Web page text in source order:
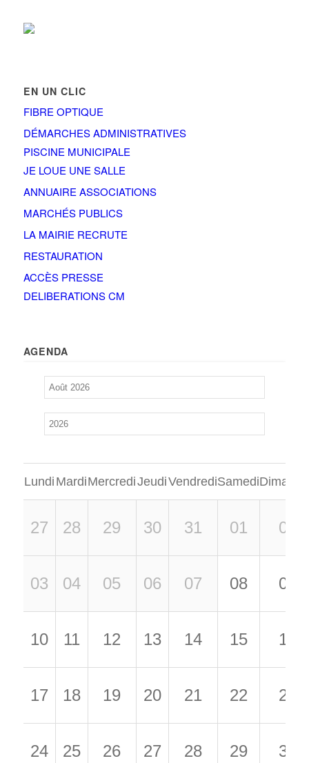
EN UN CLIC
FIBRE OPTIQUE
DÉMARCHES ADMINISTRATIVES
PISCINE MUNICIPALE
JE LOUE UNE SALLE
ANNUAIRE ASSOCIATIONS
MARCHÉS PUBLICS
LA MAIRIE RECRUTE
RESTAURATION
ACCÈS PRESSE
DELIBERATIONS CM
AGENDA
Lundi MardiMercrediJeudiVendrediSamedi
27 28 29 30 31 01 02
03 04 05 06 07 08 09
10 11 12 13 14 15 16
17 18 19 20 21 22 23
24 25 26 27 28 29 30